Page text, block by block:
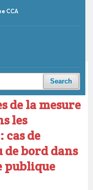
CCA
Search
/ Articles
de la mesure
les
cas de
bord dans
publique